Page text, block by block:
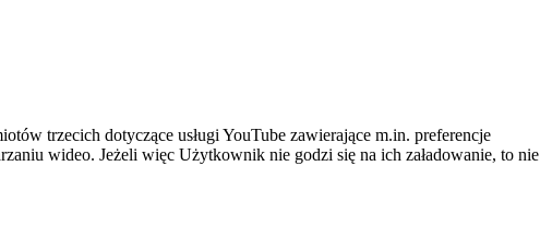
trzecich dotyczące usługi YouTube zawierające m.in. preferencje
wideo. Jeżeli więc Użytkownik nie godzi się na ich załadowanie, to nie